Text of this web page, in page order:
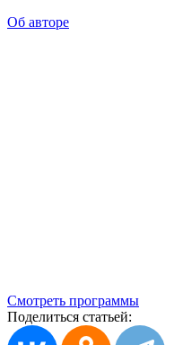
Об авторе
Смотреть программы
Поделиться статьей: